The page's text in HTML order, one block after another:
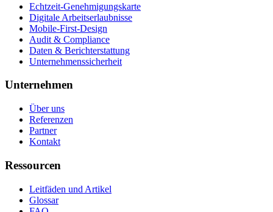
Echtzeit-Genehmigungskarte
Digitale Arbeitserlaubnisse
Mobile-First-Design
Audit & Compliance
Daten & Berichterstattung
Unternehmenssicherheit
Unternehmen
Über uns
Referenzen
Partner
Kontakt
Ressourcen
Leitfäden und Artikel
Glossar